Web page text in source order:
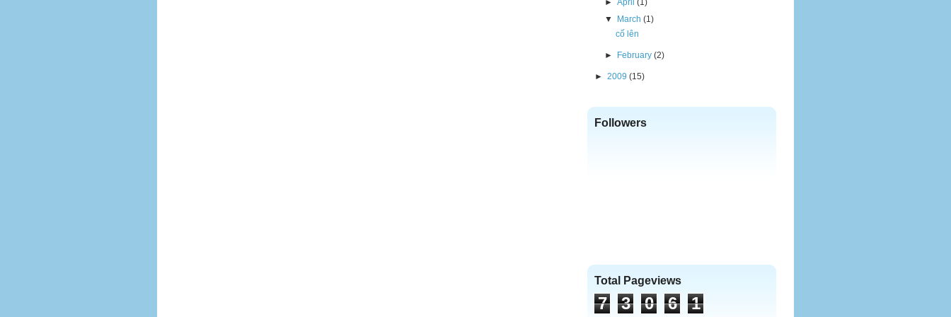
►April (1)
▼
March (1)
cố lên
► February (2)
► 2009 (15)
Followers
Total Pageviews
7 3 0 6 1